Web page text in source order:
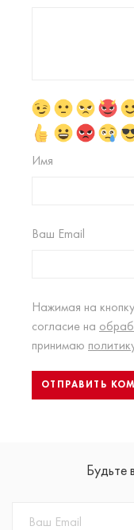
Имя
Ваш Email
Нажимая на
согласие на
принимаю
Будьте